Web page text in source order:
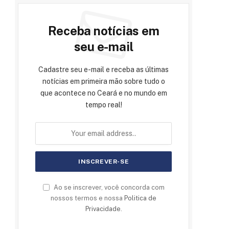
Receba notícias em
seu e-mail
Cadastre seu e-mail e receba as últimas
notícias em primeira mão sobre tudo o
que acontece no Ceará e no mundo em
tempo real!
Ao se inscrever, você concorda com
nossos termos e nossa Politica de
Privacidade.